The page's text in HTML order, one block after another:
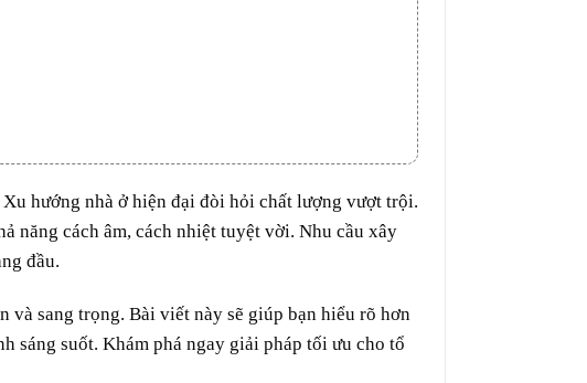
hướng nhà ở hiện đại đòi hỏi chất lượng vượt trội.
năng cách âm, cách nhiệt tuyệt vời. Nhu cầu xây
đầu.
và sang trọng. Bài viết này sẽ giúp bạn hiểu rõ hơn
sáng suốt. Khám phá ngay giải pháp tối ưu cho tổ